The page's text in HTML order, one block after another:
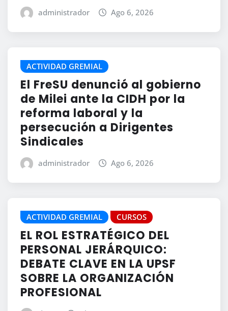
administrador Ago 6, 2026
ACTIVIDAD GREMIAL
El FreSU denunció al gobierno
de Milei ante la CIDH por la
reforma laboral y la
persecución a Dirigentes
Sindicales
administrador Ago 6, 2026
ACTIVIDAD GREMIAL CURSOS
EL ROL ESTRATÉGICO DEL
PERSONAL JERÁRQUICO:
DEBATE CLAVE EN LA UPSF
SOBRE LA ORGANIZACIÓN
PROFESIONAL